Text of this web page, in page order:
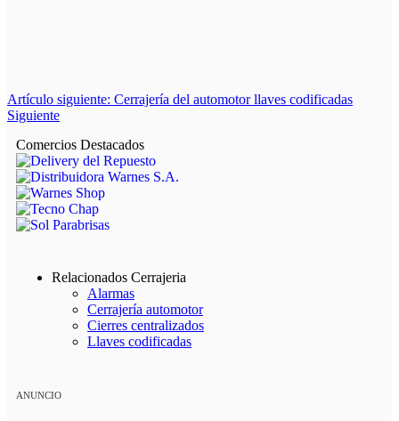
Artículo siguiente: Cerrajería del automotor llaves codificadas
Siguiente
Comercios Destacados
Relacionados Cerrajeria
Alarmas
Cerrajería automotor
Cierres centralizados
Llaves codificadas
ANUNCIO